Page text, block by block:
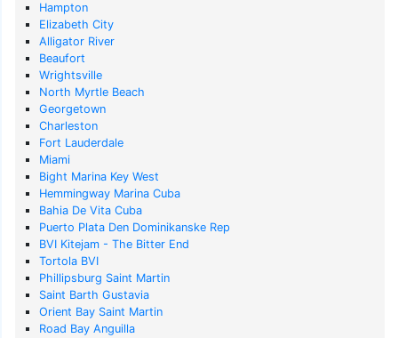
Hampton
Elizabeth City
Alligator River
Beaufort
Wrightsville
North Myrtle Beach
Georgetown
Charleston
Fort Lauderdale
Miami
Bight Marina Key West
Hemmingway Marina Cuba
Bahia De Vita Cuba
Puerto Plata Den Dominikanske Rep
BVI Kitejam - The Bitter End
Tortola BVI
Phillipsburg Saint Martin
Saint Barth Gustavia
Orient Bay Saint Martin
Road Bay Anguilla